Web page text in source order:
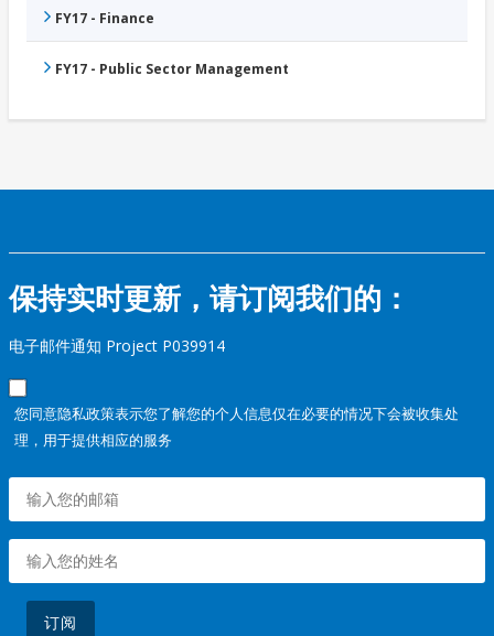
FY17 - Finance
FY17 - Public Sector Management
保持实时更新，请订阅我们的：
电子邮件通知 Project P039914
您同意隐私政策表示您了解您的个人信息仅在必要的情况下会被收集处
理，用于提供相应的服务
订阅